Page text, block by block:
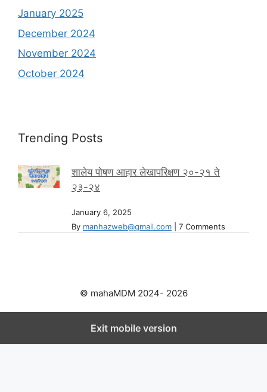
January 2025
December 2024
November 2024
October 2024
Trending Posts
शालेय पोषण आहार लेखापरिक्षण २०-२१ ते
२३-२४
January 6, 2025
By manhazweb@gmail.com 7 Comments
© mahaMDM 2024- 2026
Exit mobile version